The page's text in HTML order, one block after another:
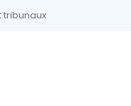
tribunaux